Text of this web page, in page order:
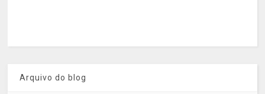
Arquivo do blog